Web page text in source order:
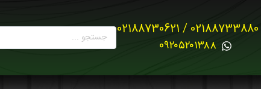
02188733880 / 02188730621
0۹۲۰۵۲۰۱۳۸۸